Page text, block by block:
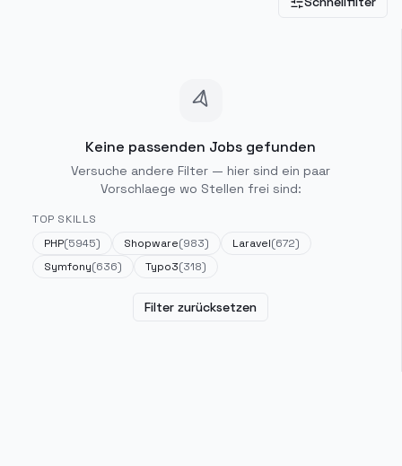
Keine passenden Jobs gefunden
Versuche andere Filter — hier sind ein paar
Vorschlaege wo Stellen frei sind:
TOP SKILLS
PHP(5945) Shopware(983) Laravel(672)
Symfony(636) Typo3(318)
Filter zurücksetzen